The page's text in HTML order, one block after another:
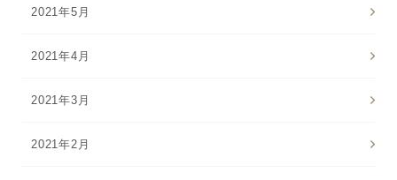
2021年5月
2021年4月
2021年3月
2021年2月